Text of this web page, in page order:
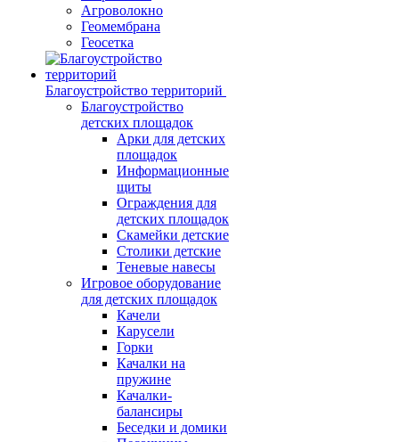
Агроволокно
Геомембрана
Геосетка
Благоустройство территорий
Благоустройство
детских площадок
Арки для детских
площадок
Информационные
щиты
Ограждения для
детских площадок
Скамейки детские
Столики детские
Теневые навесы
Игровое оборудование
для детских площадок
Качели
Карусели
Горки
Качалки на
пружине
Качалки-
балансиры
Беседки и домики